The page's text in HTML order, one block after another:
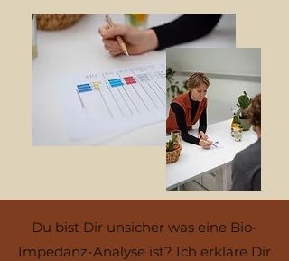
Du bist Dir unsicher was eine Bio-
Impedanz-Analyse ist? Ich erkläre Dir